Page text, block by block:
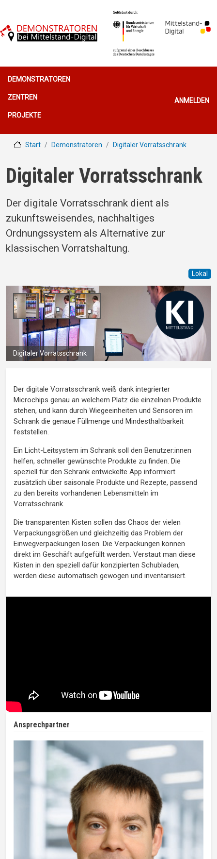
Hauptnavigation
DEMONSTRATOREN
ZENTREN
PROJEKTE
ANMELDEN
Start Demonstratoren Digitaler Vorratsschrank
Digitaler Vorratsschrank
Der digitale Vorratsschrank dient als
zukunftsweisendes, nachhaltiges
Ordnungssystem als Alternative zur
klassischen Vorratshaltung.
Lokal
Digitaler Vorratsschrank
Der digitale Vorratsschrank weiß dank integrierter
Microchips genau an welchem Platz die einzelnen Produkte
stehen, und kann durch Wiegeeinheiten und Sensoren im
Schrank die genaue Füllmenge und Mindesthaltbarkeit
feststellen.
Ein Licht-Leitsystem im Schrank soll den Benutzer:innen
helfen, schneller gewünschte Produkte zu finden. Die
speziell für den Schrank entwickelte App informiert
zusätzlich über saisonale Produkte und Rezepte, passend
zu den bereits vorhandenen Lebensmitteln im
Vorratsschrank.
Die transparenten Kisten sollen das Chaos der vielen
Verpackungsgrößen und gleichzeitig das Problem der
Einwegverpackungen lösen. Die Verpackungen können
direkt im Geschäft aufgefüllt werden. Verstaut man diese
Kisten in den speziell dafür konzipierten Schubladen,
werden diese automatisch gewogen und inventarisiert.
Ansprechpartner